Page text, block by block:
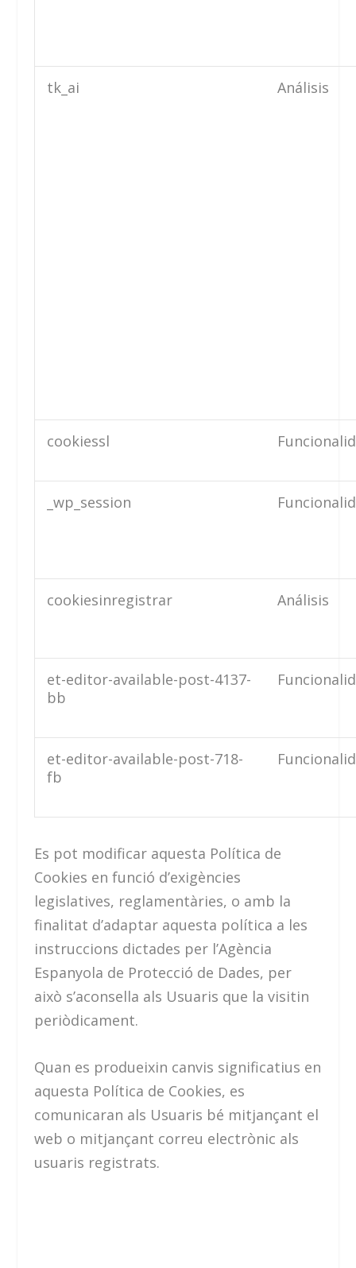
tk_ai Análisis
cookiessl
_wp_session
cookiesinregistrar Análisis
et-editor-available-post-4137-
bb
et-editor-available-post-718-
fb
Es pot modificar aquesta Política de
Cookies en funció d’exigències
legislatives, reglamentàries, o amb la
finalitat d’adaptar aquesta política a les
instruccions dictades per l’Agència
Espanyola de Protecció de Dades, per
això s’aconsella als Usuaris que la visitin
periòdicament.
Quan es produeixin canvis significatius en
aquesta Política de Cookies, es
comunicaran als Usuaris bé mitjançant el
web o mitjançant correu electrònic als
usuaris registrats.